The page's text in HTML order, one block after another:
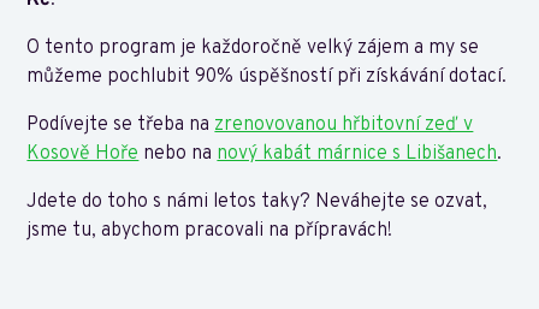
O tento program je každoročně velký zájem a my se
můžeme pochlubit 90% úspěšností při získávání dotací.
Podívejte se třeba nazrenovovanou hřbitovní zeď v
Kosově Hořenebo nanový kabát márnice s Libišanech.
Jdete do toho s námi letos taky? Neváhejte se ozvat,
jsme tu, abychom pracovali na přípravách!